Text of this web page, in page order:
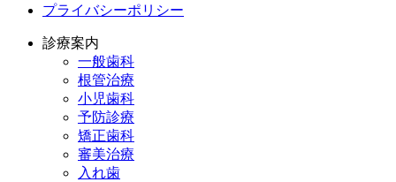
プライバシーポリシー
診療案内
一般歯科
根管治療
小児歯科
予防診療
矯正歯科
審美治療
入れ歯